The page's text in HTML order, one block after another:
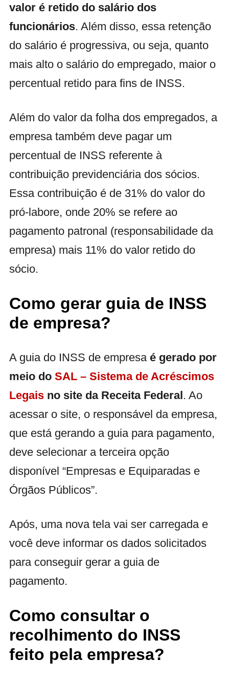
valor é retido do salário dos
funcionários. Além disso, essa retenção
do salário é progressiva, ou seja, quanto
mais alto o salário do empregado, maior o
percentual retido para fins de INSS.
Além do valor da folha dos empregados, a
empresa também deve pagar um
percentual de INSS referente à
contribuição previdenciária dos sócios.
Essa contribuição é de 31% do valor do
pró-labore, onde 20% se refere ao
pagamento patronal (responsabilidade da
empresa) mais 11% do valor retido do
sócio.
Como gerar guia de INSS
de empresa?
A guia do INSS de empresa é gerado por
meio do SAL – Sistema de Acréscimos
Legais no site da Receita Federal. Ao
acessar o site, o responsável da empresa,
que está gerando a guia para pagamento,
deve selecionar a terceira opção
disponível “Empresas e Equiparadas e
Órgãos Públicos”.
Após, uma nova tela vai ser carregada e
você deve informar os dados solicitados
para conseguir gerar a guia de
pagamento.
Como consultar o
recolhimento do INSS
feito pela empresa?